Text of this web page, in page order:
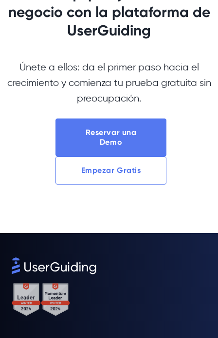
negocio con la plataforma de
UserGuiding
Únete a ellos: da el primer paso hacia el
crecimiento y comienza tu prueba gratuita sin
preocupación.
Reservar una
Demo
Empezar Gratis